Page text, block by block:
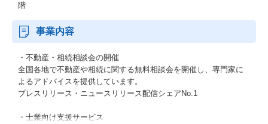
階
事業内容
・不動産・相続相談会の開催
全国各地で不動産や相続に関する無料相談会を開催し、専門家に
よるアドバイスを提供しています。
プレスリリース・ニュースリリース配信シェアNo.1
・士業向け支援サービス